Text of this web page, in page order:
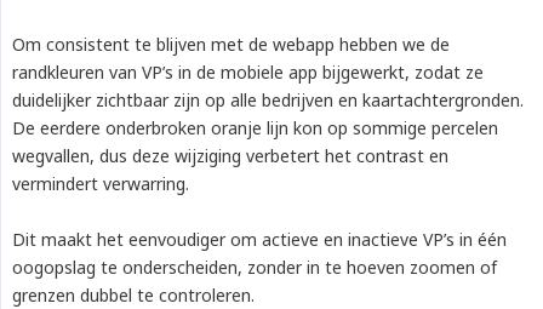
Om consistent te blijven met de webapp hebben we de
randkleuren van VP’s in de mobiele app bijgewerkt, zodat ze
duidelijker zichtbaar zijn op alle bedrijven en kaartachtergronden.
De eerdere onderbroken oranje lijn kon op sommige percelen
wegvallen, dus deze wijziging verbetert het contrast en
vermindert verwarring.
Dit maakt het eenvoudiger om actieve en inactieve VP’s in één
oogopslag te onderscheiden, zonder in te hoeven zoomen of
grenzen dubbel te controleren.